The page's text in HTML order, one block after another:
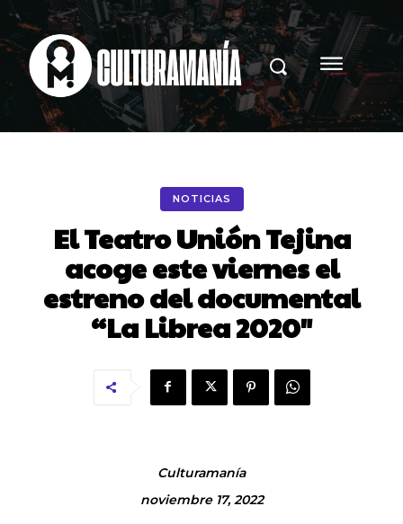
NOTICIAS
El Teatro Unión Tejina
acoge este viernes el
estreno del documental
“La Librea 2020″
Culturamanía
noviembre 17, 2022